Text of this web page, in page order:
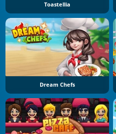
Toastellia
Dream Chefs